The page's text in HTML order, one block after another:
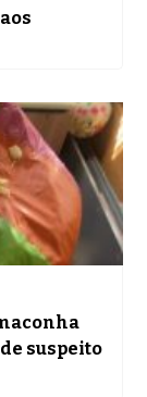
suspeito